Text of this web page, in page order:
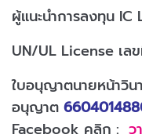
ผู้แนะนำการลงทุน IC
UN/UL License เล
ใบอนุญาตนายหน้าวิน
อนุญาต
Facebook คลิก : ว